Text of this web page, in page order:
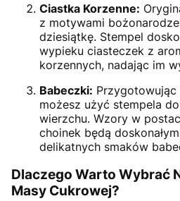
Ciastka Korzenne:
z motywami
dziesiątkę. Stempel
wypieku ciasteczek z
korzennych, nadając im
Babeczki:
możesz użyć stempela
wierzchu. Wzory w
choinek będą
delikatnych smaków
Dlaczego Warto Wybrać
Masy Cukrowej?